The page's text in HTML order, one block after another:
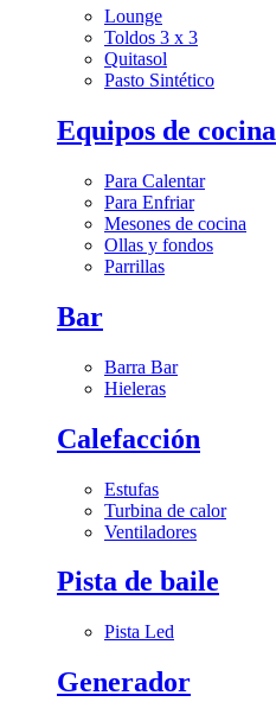
Lounge
Toldos 3 x 3
Quitasol
Pasto Sintético
Equipos de cocina
Para Calentar
Para Enfriar
Mesones de cocina
Ollas y fondos
Parrillas
Bar
Barra Bar
Hieleras
Calefacción
Estufas
Turbina de calor
Ventiladores
Pista de baile
Pista Led
Generador